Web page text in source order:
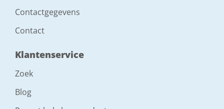
Contactgegevens
Contact
Klantenservice
Zoek
Blog